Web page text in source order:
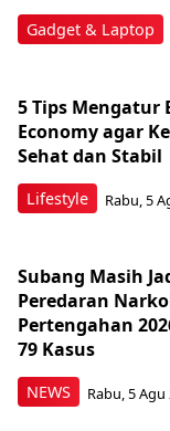
Gadget & Laptop
Lifestyle
5 Tips Mengatur
Economy agar
Sehat dan Stabil
Rabu, 5
NEWS
Subang Masih
Peredaran
Pertengahan
79 Kasus
Rabu, 5 Agu